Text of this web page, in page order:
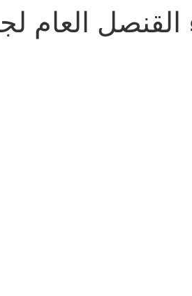
القنصل العام